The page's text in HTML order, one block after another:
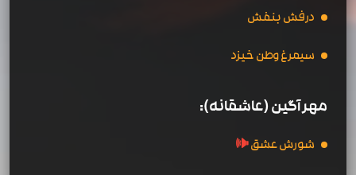
درفش بنفش
سیمرغ وطن خیزد
مهر آگین (عاشقانه):
شورش عشق🕪